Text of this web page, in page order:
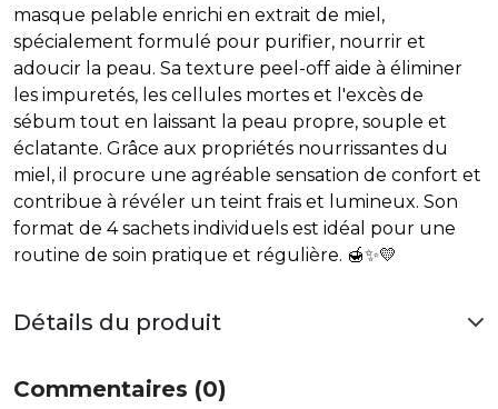
masque pelable enrichi en extrait de miel,
spécialement formulé pour purifier, nourrir et
adoucir la peau. Sa texture peel-off aide à éliminer
les impuretés, les cellules mortes et l'excès de
sébum tout en laissant la peau propre, souple et
éclatante. Grâce aux propriétés nourrissantes du
miel, il procure une agréable sensation de confort et
contribue à révéler un teint frais et lumineux. Son
format de 4 sachets individuels est idéal pour une
routine de soin pratique et régulière. 🍯✨💛
Détails du produit
Commentaires (0)